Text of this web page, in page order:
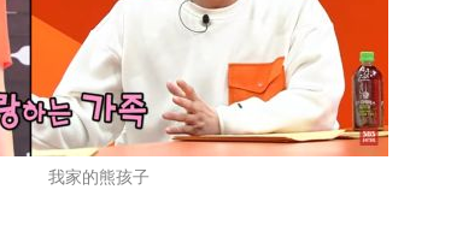
我家的熊孩子